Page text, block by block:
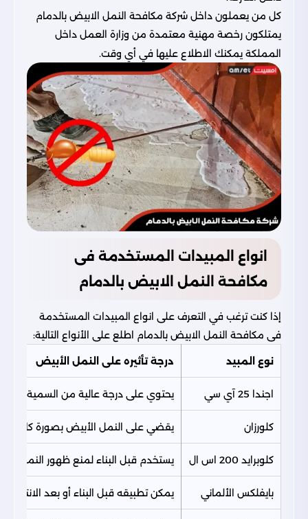
كل من يعملون داخل شركة مكافحة النمل الابيض بالدمام
يمتلكون رخصة مهنية معتمدة من وزارة العمل داخل
المملكة يمكنك الاطلاع عليها في أي وقت.
انواع المبيدات المستخدمة فى
مكافحة النمل الابيض بالدمام
إذا كنت ترغب في التعرف على انواع المبيدات المستخدمة
فى مكافحة النمل الابيض بالدمام اطلع على الأنواع التالية:
نوع المبيد درجة تأثيره على النمل الأبيض
اجندا 25 آي سي يحتوي على درجة عالية من السمية
كلورزان يقضي على النمل الأبيض بصورة كاملة
كلوبرايد 200 اس ال يستخدم قبل البناء لمنع ظهور النمل
بايفلكس الألماني يمكن تطبيقه قبل البناء أو بعد الانتهاء